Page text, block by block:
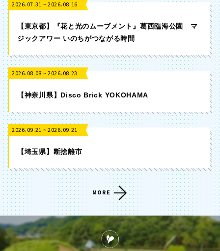
2026.07.31 ~ 2026.08.16
【東京都】『花と光のムーブメント』葛西臨海公園 マ
ジックアワー いのちがつながる時間
2026.08.08 ~ 2026.08.23
【神奈川県】Disco Brick YOKOHAMA
2026.09.21 ~ 2026.09.21
【埼玉県】断捨離市
MORE